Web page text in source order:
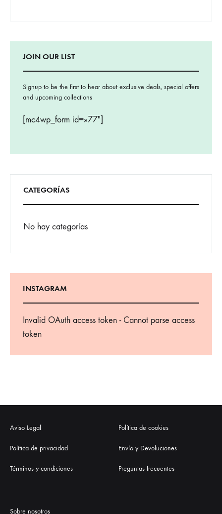
JOIN OUR LIST
Signup to be the first to hear about exclusive deals, special offers
and upcoming collections
[mc4wp_form id=»77″]
CATEGORÍAS
No hay categorías
INSTAGRAM
Invalid OAuth access token - Cannot parse access
token
Aviso Legal
Política de privacidad
Términos y condiciones
Política de cookies
Envío y Devoluciones
Preguntas frecuentes
Sobre nosotros